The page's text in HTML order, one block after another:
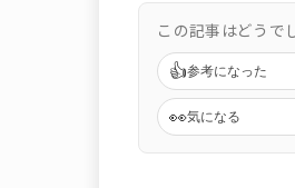
この記事はどうで
👍参考になった
👀気になる